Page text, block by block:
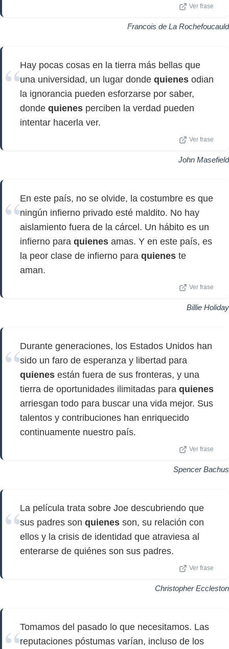
Ver frase
Francois de La Rochefoucauld
Hay pocas cosas en la tierra más bellas que
una universidad, un lugar donde quienes odian
la ignorancia pueden esforzarse por saber,
donde quienes perciben la verdad pueden
intentar hacerla ver.
Ver frase
John Masefield
En este país, no se olvide, la costumbre es que
ningún infierno privado esté maldito. No hay
aislamiento fuera de la cárcel. Un hábito es un
infierno para quienes amas. Y en este país, es
la peor clase de infierno para quienes te
aman.
Ver frase
Billie Holiday
Durante generaciones, los Estados Unidos han
sido un faro de esperanza y libertad para
quienes están fuera de sus fronteras, y una
tierra de oportunidades ilimitadas para quienes
arriesgan todo para buscar una vida mejor. Sus
talentos y contribuciones han enriquecido
continuamente nuestro país.
Ver frase
Spencer Bachus
La película trata sobre Joe descubriendo que
sus padres son quienes son, su relación con
ellos y la crisis de identidad que atraviesa al
enterarse de quiénes son sus padres.
Ver frase
Christopher Eccleston
Tomamos del pasado lo que necesitamos. Las
reputaciones póstumas varían, incluso de los